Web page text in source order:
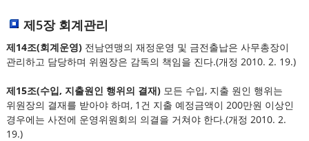
제5장 회계관리
제14조(회계운영)전남연맹의 재정운영 및 금전출납은 사무총장이
관리하고 담당하며 위원장은 감독의 책임을 진다.(개정 2010. 2. 19.)
제15조(수입, 지출원인 행위의 결재)모든 수입, 지출 원인 행위는
위원장의 결재를 받아야 하며, 1건 지출 예정금액이 200만원 이상인
경우에는 사전에 운영위원회의 의결을 거쳐야 한다.(개정 2010. 2.
19.)